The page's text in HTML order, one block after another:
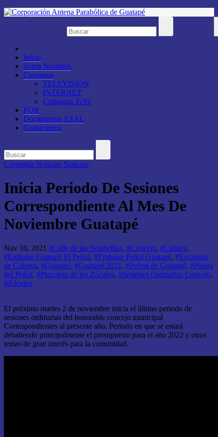
Saltar
Inicio
Sobre Nosotros
Corpagua
TELEVISIÓN
INTERNET
Corpagua TeVe
PQR
Documentos ESAL
Contáctenos
Corpagua Noticias Noticias
Inicia Periodo De Sesiones
Correspondiente Al Mes De
Noviembre Guatapé
Nov 10, 2021 #Calle de las Sombrillas, #Concejo, #Cultura,
#Embalse Guatapé El Peñol, #Embalse Peñol Guatapé, #Escaleras
de Colores, #Guatapé, #Guatapé 2021 , #Peñon de Guatapé, #Piedra
del Peñol, #Plazoleta de los Zócalos, #Sesiones Ordinarias Concejo,
#Zócalos
El próximo martes 2 de noviembre inicia el último periodo de
sesiones ordinarias del honorable concejo municipal
Correspondientes al presente año, Periodo en que se estará
debatiendo principalmente el presupuesto para el año 2022 y otros
temas de gran interés para la comunidad.